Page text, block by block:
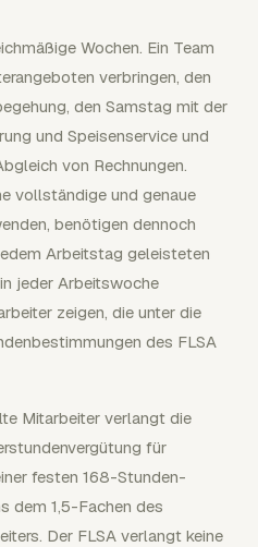
Wochen. Ein Team
verbringen, den
den Samstag mit der
und Speisenservice und
von Rechnungen.
vollständige und genaue
benötigen dennoch
Arbeitstag geleisteten
jeder Arbeitswoche
zeigen, die unter die
des FLSA
Mitarbeiter verlangt die
für
festen 168-Stunden-
dem 1,5-Fachen des
Der FLSA verlangt keine